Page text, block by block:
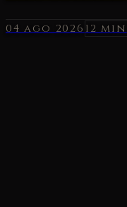
04 ago 2026 12 min